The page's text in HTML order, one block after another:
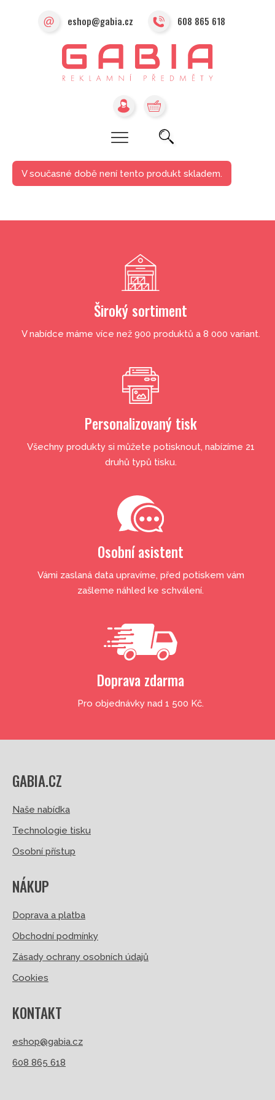
eshop@gabia.cz 608 865 618
V současné době není tento produkt skladem.
Široký sortiment
V nabídce máme více než 900 produktů a 8 000 variant.
Personalizovaný tisk
Všechny produkty si můžete potisknout, nabízíme 21
druhů typů tisku.
Osobní asistent
Vámi zaslaná data upravíme, před potiskem vám
zašleme náhled ke schválení.
Doprava zdarma
Pro objednávky nad 1 500 Kč.
GABIA.CZ
Naše nabídka
Technologie tisku
Osobní přístup
NÁKUP
Doprava a platba
Obchodní podmínky
Zásady ochrany osobních údajů
Cookies
KONTAKT
eshop@gabia.cz
608 865 618